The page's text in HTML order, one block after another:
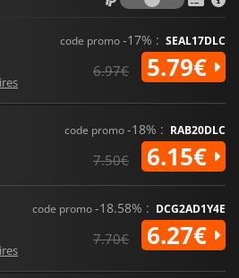
code promo-17% : SEAL17DLC
6.97€ 5.79€
code promo-18% : RAB20DLC
7.50€ 6.15€
code promo-18.58% : DCG2AD1Y4E
7.70€ 6.27€